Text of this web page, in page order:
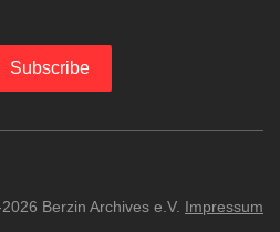
Subscribe
Berzin Archives e.V. Impressum